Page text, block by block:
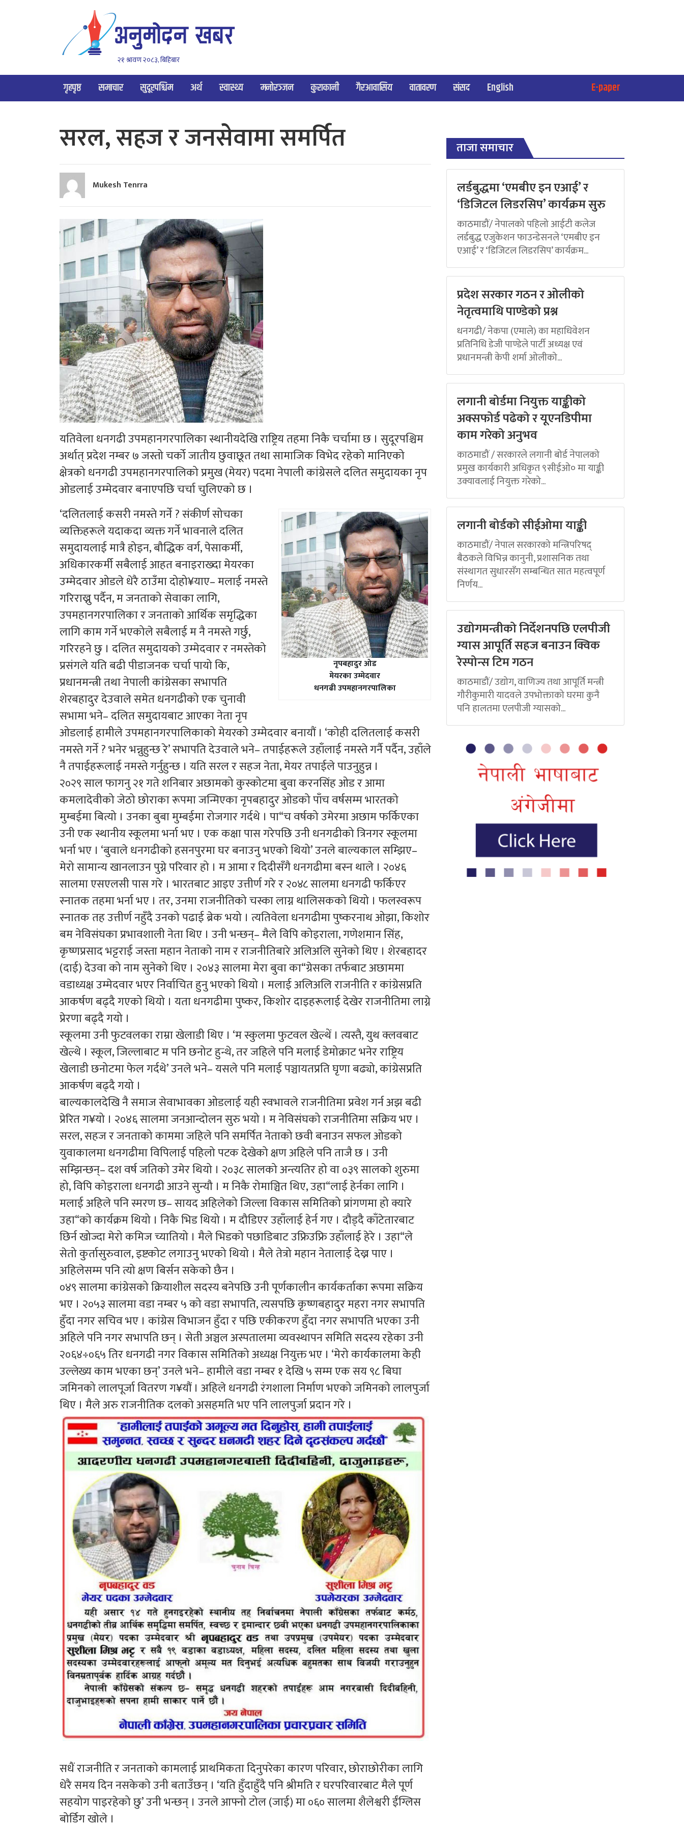
२१ श्रावण २०८३, बिहिबार
गृहपृष्ठ समाचार सुदूरपश्चिम अर्थ स्वास्थ्य मनोरञ्जन कुराकानी गैरआवासिय वातावरण संसद English E-paper
सरल, सहज र जनसेवामा समर्पित
Mukesh Tenrra
यतिवेला धनगढी उपमहानगरपालिका स्थानीयदेखि राष्ट्रिय तहमा निकै चर्चामा छ । सुदूरपश्चिम
अर्थात् प्रदेश नम्बर ७ जस्तो चर्को जातीय छुवाछूत तथा सामाजिक विभेद रहेको मानिएको
क्षेत्रको धनगढी उपमहानगरपालिको प्रमुख (मेयर) पदमा नेपाली कांग्रेसले दलित समुदायका नृप
ओडलाई उम्मेदवार बनाएपछि चर्चा चुलिएको छ ।
नृपबहादुर ओड
मेयरका उम्मेदवार
धनगढी उपमहानगरपालिका
‘दलितलाई कसरी नमस्ते गर्ने ? संकीर्ण सोचका
व्यक्तिहरूले यदाकदा व्यक्त गर्ने भावनाले दलित
समुदायलाई मात्रै होइन, बौद्धिक वर्ग, पेसाकर्मी,
अधिकारकर्मी सबैलाई आहत बनाइराख्दा मेयरका
उम्मेदवार ओडले धेरै ठाउँमा दोहो¥याए– मलाई नमस्ते
गरिराख्नु पर्दैन, म जनताको सेवाका लागि,
उपमहानगरपालिका र जनताको आर्थिक समृद्धिका
लागि काम गर्ने भएकोले सबैलाई म नै नमस्ते गर्छु,
गरिरहने छु । दलित समुदायको उम्मेदवार र नमस्तेको
प्रसंगले यति बढी पीडाजनक चर्चा पायो कि,
प्रधानमन्त्री तथा नेपाली कांग्रेसका सभापति
शेरबहादुर देउवाले समेत धनगढीको एक चुनावी
सभामा भने– दलित समुदायबाट आएका नेता नृप
ओडलाई हामीले उपमहानगरपालिकाको मेयरको उम्मेदवार बनायौं । ‘कोही दलितलाई कसरी
नमस्ते गर्ने ? भनेर भन्नुहुन्छ रे’ सभापति देउवाले भने– तपाईहरूले उहाँलाई नमस्ते गर्नै पर्दैन, उहाँले
नै तपाईहरूलाई नमस्ते गर्नुहुन्छ । यति सरल र सहज नेता, मेयर तपाईले पाउनुहुन्न ।
२०२९ साल फागनु २१ गते शनिबार अछामको कुस्कोटमा बुवा करनसिंह ओड र आमा
कमलादेवीको जेठो छोराका रूपमा जन्मिएका नृपबहादुर ओडको पाँच वर्षसम्म भारतको
मुम्बईमा बित्यो । उनका बुबा मुम्बईमा रोजगार गर्दथे । पा“च वर्षको उमेरमा अछाम फर्किएका
उनी एक स्थानीय स्कूलमा भर्ना भए । एक कक्षा पास गरेपछि उनी धनगढीको त्रिनगर स्कूलमा
भर्ना भए । ‘बुवाले धनगढीको हसनपुरमा घर बनाउनु भएको थियो’ उनले बाल्यकाल सम्झिए–
मेरो सामान्य खानलाउन पुग्ने परिवार हो । म आमा र दिदीसँगै धनगढीमा बस्न थाले । २०४६
सालमा एसएलसी पास गरे । भारतबाट आइए उत्तीर्ण गरे र २०४८ सालमा धनगढी फर्किएर
स्नातक तहमा भर्ना भए । तर, उनमा राजनीतिको चस्का लाग्न थालिसकको थियो । फलस्वरूप
स्नातक तह उत्तीर्ण नहुँदै उनको पढाई ब्रेक भयो । त्यतिवेला धनगढीमा पुष्करनाथ ओझा, किशोर
बम नेविसंघका प्रभावशाली नेता थिए । उनी भन्छन्– मैले विपि कोइराला, गणेशमान सिंह,
कृष्णप्रसाद भट्टराई जस्ता महान नेताको नाम र राजनीतिबारे अलिअलि सुनेको थिए । शेरबहादर
(दाई) देउवा को नाम सुनेको थिए । २०४३ सालमा मेरा बुवा का“ग्रेसका तर्फबाट अछाममा
वडाध्यक्ष उम्मेदवार भएर निर्वाचित हुनु भएको थियो । मलाई अलिअलि राजनीति र कांग्रेसप्रति
आकर्षण बढ्दै गएको थियो । यता धनगढीमा पुष्कर, किशोर दाइहरूलाई देखेर राजनीतिमा लाग्ने
प्रेरणा बढ्दै गयो ।
स्कूलमा उनी फुटवलका राम्रा खेलाडी थिए । ‘म स्कुलमा फुटवल खेल्थें । त्यस्तै, युथ क्लवबाट
खेल्थे । स्कूल, जिल्लाबाट म पनि छनोट हुन्थे, तर जहिले पनि मलाई डेमोक्राट भनेर राष्ट्रिय
खेलाडी छनोटमा फेल गर्दथे’ उनले भने– यसले पनि मलाई पञ्चायतप्रति घृणा बढ्यो, कांग्रेसप्रति
आकर्षण बढ्दै गयो ।
बाल्यकालदेखि नै समाज सेवाभावका ओडलाई यही स्वभावले राजनीतिमा प्रवेश गर्न अझ बढी
प्रेरित ग¥यो । २०४६ सालमा जनआन्दोलन सुरु भयो । म नेविसंघको राजनीतिमा सक्रिय भए ।
सरल, सहज र जनताको काममा जहिले पनि समर्पित नेताको छवी बनाउन सफल ओडको
युवाकालमा धनगढीमा विपिलाई पहिलो पटक देखेको क्षण अहिले पनि ताजै छ । उनी
सम्झिन्छन्– दश वर्ष जतिको उमेर थियो । २०३८ सालको अन्त्यतिर हो वा ०३९ सालको शुरुमा
हो, विपि कोइराला धनगढी आउने सुन्यौ । म निकै रोमाञ्चित थिए, उहा“लाई हेर्नका लागि ।
मलाई अहिले पनि स्मरण छ– सायद अहिलेको जिल्ला विकास समितिको प्रांगणमा हो क्यारे
उहा“को कार्यक्रम थियो । निकै भिड थियो । म दौडिएर उहाँलाई हेर्न गए । दौड्दै काँटेतारबाट
छिर्न खोज्दा मेरो कमिज च्यातियो । मैले भिडको पछाडिबाट उफ्रिउफ्रि उहाँलाई हेरे । उहा“ले
सेतो कुर्तासुरुवाल, इष्टकोट लगाउनु भएको थियो । मैले तेत्रो महान नेतालाई देख्न पाए ।
अहिलेसम्म पनि त्यो क्षण बिर्सन सकेको छैन ।
०४९ सालमा कांग्रेसको क्रियाशील सदस्य बनेपछि उनी पूर्णकालीन कार्यकर्ताका रूपमा सक्रिय
भए । २०५३ सालमा वडा नम्बर ५ को वडा सभापति, त्यसपछि कृष्णबहादुर महरा नगर सभापति
हुँदा नगर सचिव भए । कांग्रेस विभाजन हुँदा र पछि एकीकरण हुँदा नगर सभापति भएका उनी
अहिले पनि नगर सभापति छन् । सेती अञ्चल अस्पतालमा व्यवस्थापन समिति सदस्य रहेका उनी
२०६४÷०६५ तिर धनगढी नगर विकास समितिको अध्यक्ष नियुक्त भए । ‘मेरो कार्यकालमा केही
उल्लेख्य काम भएका छन्’ उनले भने– हामीले वडा नम्बर १ देखि ५ सम्म एक सय ९८ बिघा
जमिनको लालपूर्जा वितरण ग¥यौं । अहिले धनगढी रंगशाला निर्माण भएको जमिनको लालपुर्जा
थिए । मैले अरु राजनीतिक दलको असहमति भए पनि लालपुर्जा प्रदान गरे ।
सधैं राजनीति र जनताको कामलाई प्राथमिकता दिनुपरेका कारण परिवार, छोराछोरीका लागि
धेरै समय दिन नसकेको उनी बताउँछन् । ‘यति हुँदाहुँदै पनि श्रीमति र घरपरिवारबाट मैले पूर्ण
सहयोग पाइरहेको छु’ उनी भन्छन् । उनले आफ्नो टोल (जाई) मा ०६० सालमा शैलेश्वरी ईंग्लिस
बोर्डिग खोले ।
ताजा समाचार
लर्डबुद्धमा ‘एमबीए इन एआई’ र
‘डिजिटल लिडरसिप’ कार्यक्रम सुरु
काठमाडौं/ नेपालको पहिलो आईटी कलेज
लर्डबुद्ध एजुकेशन फाउन्डेसनले ‘एमबीए इन
एआई’ र ‘डिजिटल लिडरसिप’ कार्यक्रम...
प्रदेश सरकार गठन र ओलीको
नेतृत्वमाथि पाण्डेको प्रश्न
धनगढी/ नेकपा (एमाले) का महाधिवेशन
प्रतिनिधि डेजी पाण्डेले पार्टी अध्यक्ष एवं
प्रधानमन्त्री केपी शर्मा ओलीको...
लगानी बोर्डमा नियुक्त याङ्कीको
अक्सफोर्ड पढेको र यूएनडिपीमा
काम गरेको अनुभव
काठमाडौं / सरकारले लगानी बोर्ड नेपालको
प्रमुख कार्यकारी अधिकृत ९सीईओ० मा याङ्की
उक्यावलाई नियुक्त गरेको...
लगानी बोर्डको सीईओमा याङ्की
काठमाडौं/ नेपाल सरकारको मन्त्रिपरिषद्
बैठकले विभिन्न कानुनी, प्रशासनिक तथा
संस्थागत सुधारसँग सम्बन्धित सात महत्वपूर्ण
निर्णय...
उद्योगमन्त्रीको निर्देशनपछि एलपीजी
ग्यास आपूर्ति सहज बनाउन क्विक
रेस्पोन्स टिम गठन
काठमाडौं/ उद्योग, वाणिज्य तथा आपूर्ति मन्त्री
गौरीकुमारी यादवले उपभोक्ताको घरमा कुनै
पनि हालतमा एलपीजी ग्यासको...